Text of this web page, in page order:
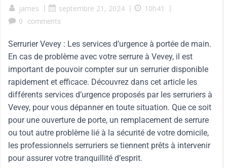
james | septembre 21, 2024 | 10h41
|
0
comments
Serrurier Vevey : Les services d’urgence à portée de main.
En cas de problème avec votre serrure à Vevey, il est
important de pouvoir compter sur un serrurier disponible
rapidement et efficace. Découvrez dans cet article les
différents services d’urgence proposés par les serruriers à
Vevey, pour vous dépanner en toute situation. Que ce soit
pour une ouverture de porte, un remplacement de serrure
ou tout autre problème lié à la sécurité de votre domicile,
les professionnels serruriers se tiennent prêts à intervenir
pour assurer votre tranquillité d’esprit.